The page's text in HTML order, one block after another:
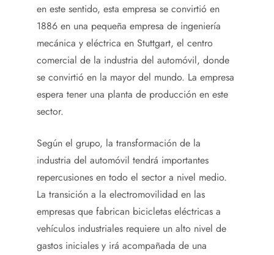
en este sentido, esta empresa se convirtió en
1886 en una pequeña empresa de ingeniería
mecánica y eléctrica en Stuttgart, el centro
comercial de la industria del automóvil, donde
se convirtió en la mayor del mundo. La empresa
espera tener una planta de producción en este
sector.
Según el grupo, la transformación de la
industria del automóvil tendrá importantes
repercusiones en todo el sector a nivel medio.
La transición a la electromovilidad en las
empresas que fabrican bicicletas eléctricas a
vehículos industriales requiere un alto nivel de
gastos iniciales y irá acompañada de una